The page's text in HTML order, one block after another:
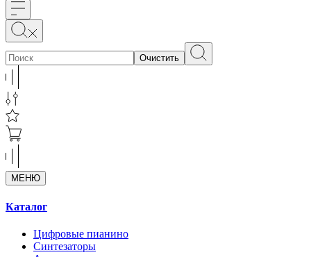
Очистить
МЕНЮ
Каталог
Цифровые пианино
Синтезаторы